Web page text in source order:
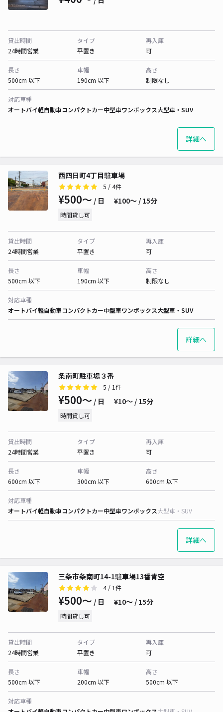
貸出時間
24時間営業
タイプ
平置き
再入庫
可
長さ
500cm 以下
車幅
190cm 以下
高さ
制限なし
対応車種
オートバイ軽自動車コンパクトカー中型車ワンボックス大型車・SUV
詳細へ
西四日町4丁目駐車場
5 / 4件
¥500〜 / 日 ¥100〜 / 15分
時間貸し可
貸出時間
24時間営業
タイプ
平置き
再入庫
可
長さ
500cm 以下
車幅
190cm 以下
高さ
制限なし
対応車種
オートバイ軽自動車コンパクトカー中型車ワンボックス大型車・SUV
詳細へ
条南町駐車場３番
5 / 1件
¥500〜 / 日 ¥10〜 / 15分
時間貸し可
貸出時間
24時間営業
タイプ
平置き
再入庫
可
長さ
600cm 以下
車幅
300cm 以下
高さ
600cm 以下
対応車種
オートバイ軽自動車コンパクトカー中型車ワンボックス大型車・SUV
詳細へ
三条市条南町14-1駐車場13番青空
4/ 1件
¥500〜 / 日 ¥10〜 / 15分
時間貸し可
貸出時間
24時間営業
タイプ
平置き
再入庫
可
長さ
500cm 以下
車幅
200cm 以下
高さ
500cm 以下
対応車種